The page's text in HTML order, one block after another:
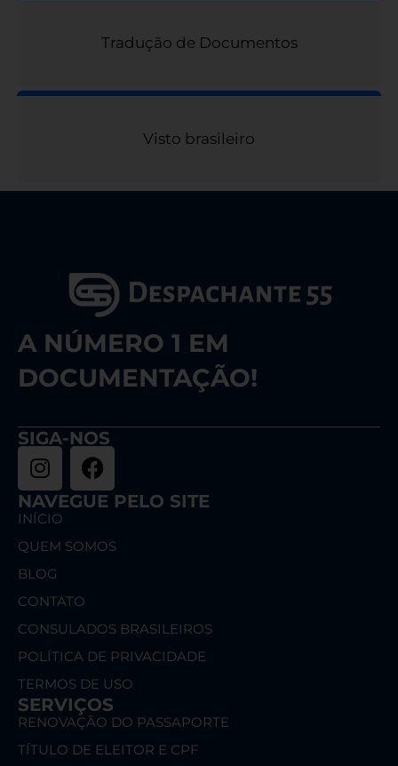
Tradução de Documentos
Visto brasileiro
A NÚMERO 1 EM
DOCUMENTAÇÃO!
SIGA-NOS
NAVEGUE PELO SITE
INÍCIO
QUEM SOMOS
BLOG
CONTATO
CONSULADOS BRASILEIROS
POLÍTICA DE PRIVACIDADE
TERMOS DE USO
SERVIÇOS
RENOVAÇÃO DO PASSAPORTE
TÍTULO DE ELEITOR E CPF